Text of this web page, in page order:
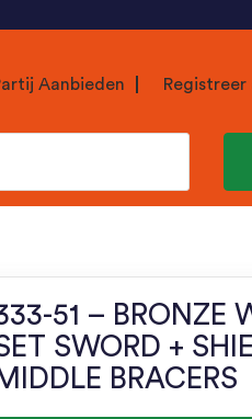
Aanbieden Registreer
51 – BRONZE
SWORD +
BRACERS